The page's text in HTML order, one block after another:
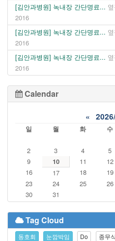
[김안과병원] 녹내장 간단명료...
2016
[김안과병원] 녹내장 간단명료...
2016
[김안과병원] 녹내장 간단명료...
2016
Calendar
«
일 월 화 수
2
3 4 5
9
10 11 12
16
17 18 19
23
24 25 26
30
31
Tag Cloud
동호회 눈깜박임 Do 종무